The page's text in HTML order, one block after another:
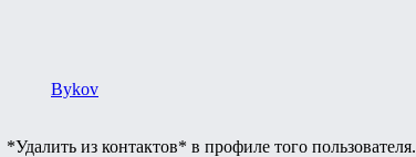
Bykov
*Удалить из контактов* в профиле того пользователя.